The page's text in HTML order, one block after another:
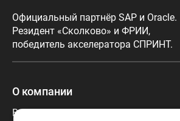
Официальный партнёр SAP и Oracle.
Резидент «Сколково» и ФРИИ,
победитель акселератора СПРИНТ.
О компании
Вступить в команду MESH